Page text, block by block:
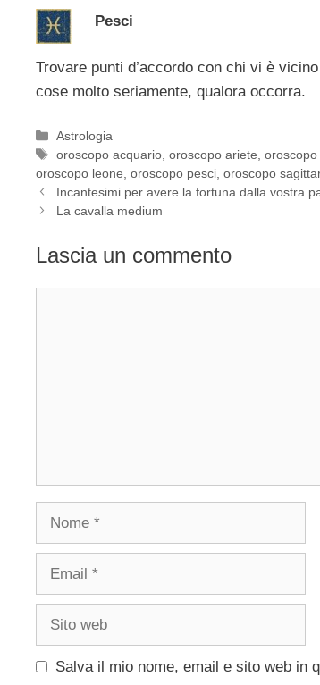
Pesci
Trovare punti d’accordo con chi vi è
cose molto seriamente, qualora occorra.
Categorie
Astrologia
Tag
oroscopo acquario ,oroscopo ariete ,oroscopo
oroscopo leone oroscopo pesci oroscopo
Incantesimi per avere la fortuna dalla vostra
La cavalla medium
Lascia un commento
Nome
Email
Sito
Salva il mio nome, email e sito web in